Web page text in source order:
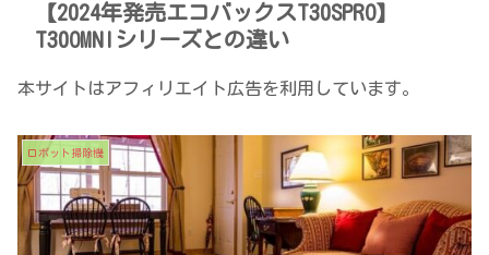
【2024年発売エコバックスT30SPRO】
T30OMNIシリーズとの違い
本サイトはアフィリエイト広告を利用しています。
ロボット掃除機